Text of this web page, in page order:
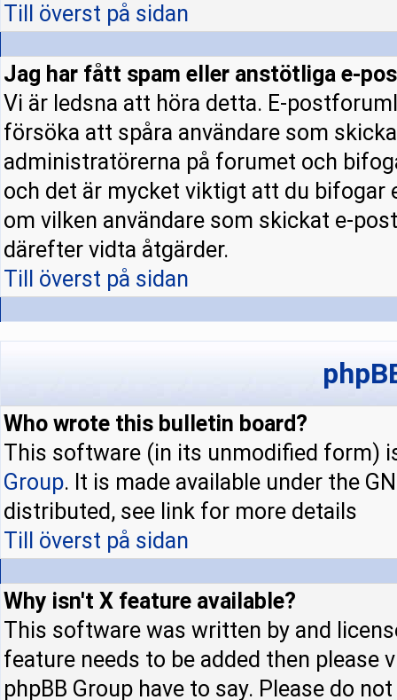
Till överst på sidan
Jag har fått spam eller anstötliga e-
Vi är ledsna att höra detta. E-
försöka att spåra användare som
administratörerna på forumet och
och det är mycket viktigt att du bifogar
om vilken användare som skickat e-
därefter vidta åtgärder.
Till överst på sidan
Who wrote this bulletin board?
This software (in its unmodified form)
Group. It is made available under the
distributed, see link for more details
Till överst på sidan
Why isn't X feature available?
This software was written by and
feature needs to be added then please
phpBB Group have to say. Please do